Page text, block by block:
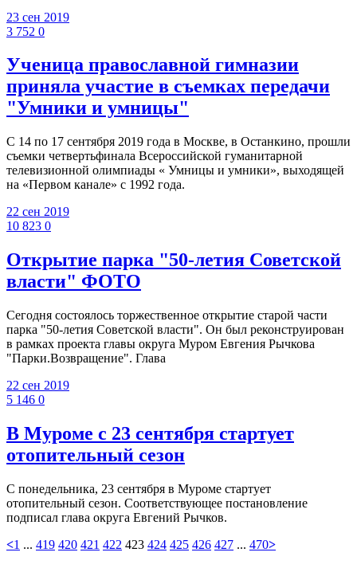
23 сен 2019
3 752 0
Ученица православной гимназии
приняла участие в съемках передачи
"Умники и умницы"
С 14 по 17 сентября 2019 года в Москве, в Останкино, прошли
съемки четвертьфинала Всероссийской гуманитарной
телевизионной олимпиады « Умницы и умники», выходящей
на «Первом канале» с 1992 года.
22 сен 2019
10 823 0
Открытие парка "50-летия Советской
власти" ФОТО
Сегодня состоялось торжественное открытие старой части
парка "50-летия Советской власти". Он был реконструирован
в рамках проекта главы округа Муром Евгения Рычкова
"Парки.Возвращение". Глава
22 сен 2019
5 146 0
В Муроме с 23 сентября стартует
отопительный сезон
С понедельника, 23 сентября в Муроме стартует
отопительный сезон. Соответствующее постановление
подписал глава округа Евгений Рычков.
<1 ... 419 420 421 422 423 424 425 426 427 ... 470>